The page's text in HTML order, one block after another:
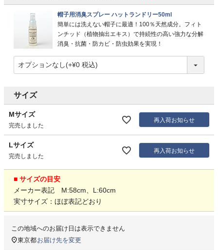
帽子用消臭スプレー ハットランドリー50ml
簡単には洗えない帽子に最適！100％天然成分。フィト
ンチッド（植物抽出エキス）で持続性の高い強力な分解
消臭・抗菌・防カビ・防虫効果を実現！
サイズ
Mサイズ
完売しました
再入荷お知らせ
Lサイズ
完売しました
再入荷お知らせ
■ サイズの目安
メーカー表記 M:58cm、L:60cm
実寸サイズ：ほぼ表記どおり
この地域へのお届け日は表示できません
東京都お届け先を変更